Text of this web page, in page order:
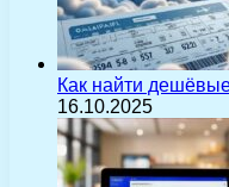
Как найти
16.10.2025